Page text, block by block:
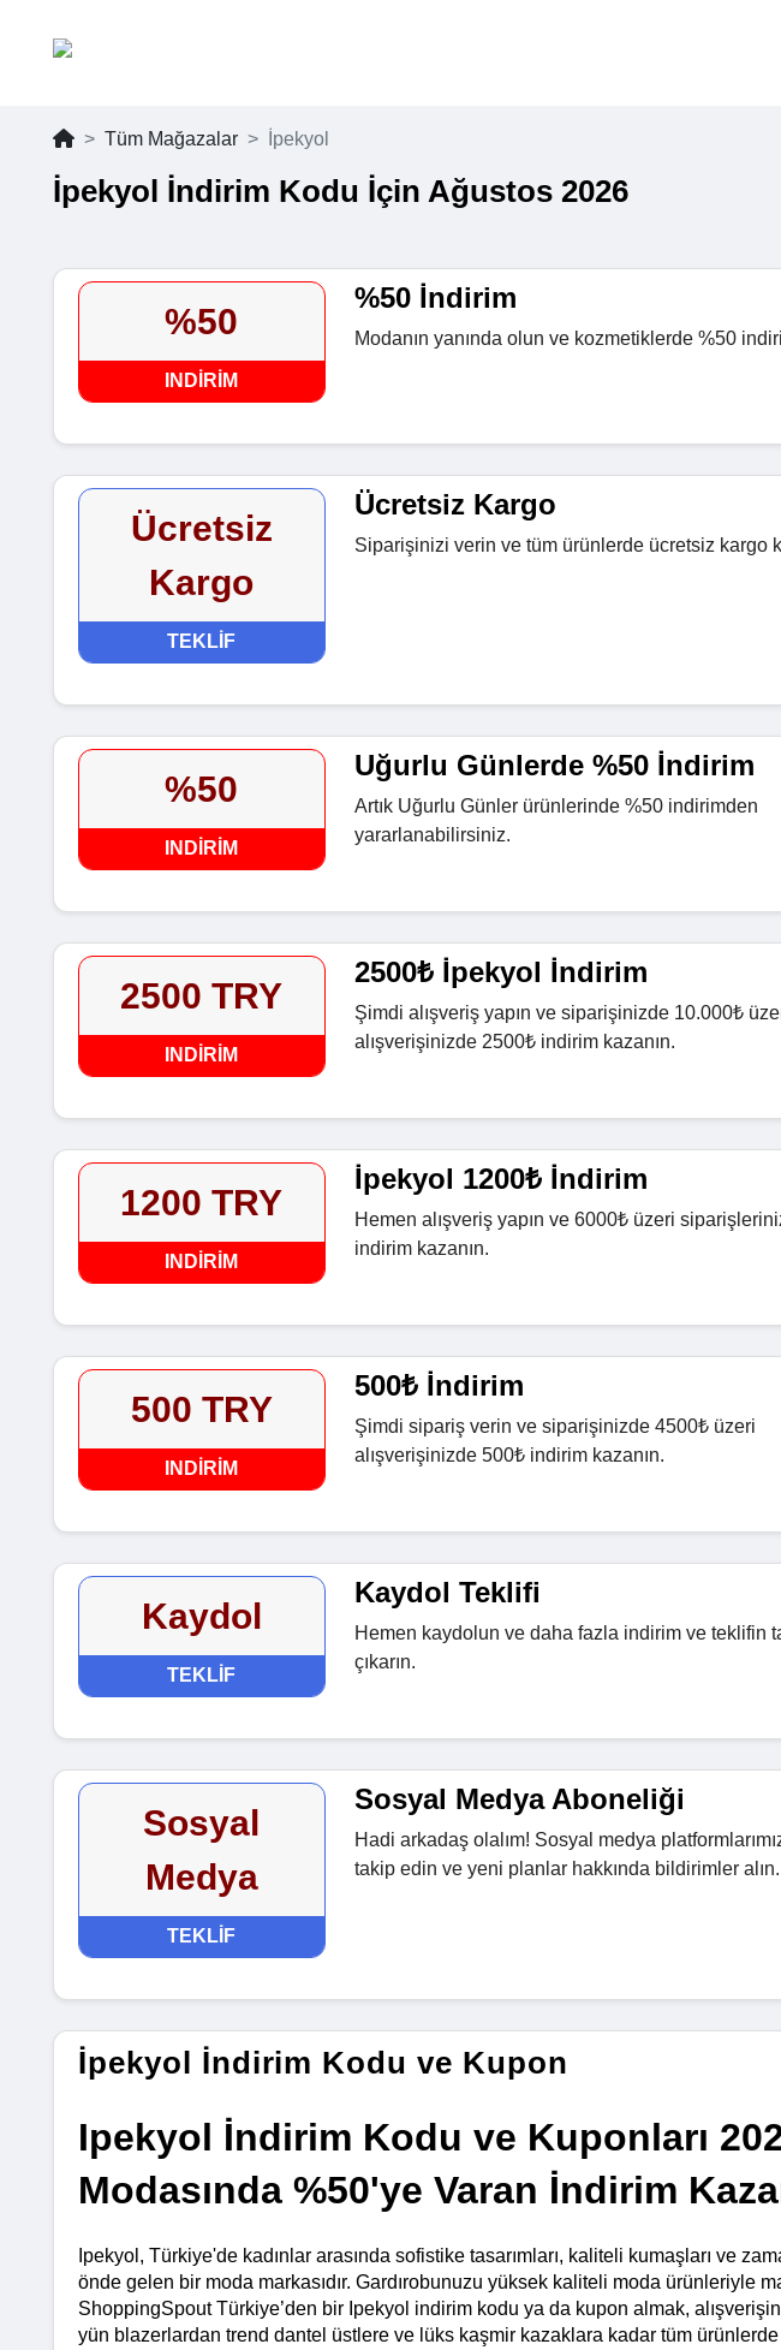
Tüm Mağazalar İpekyol
İpekyol İndirim Kodu İçin Ağustos 2026
%50
INDIRIM
%50 İndirim
Modanın yanında olun ve kozmetiklerde %50
Ücretsiz
Kargo
TEKLIF
Ücretsiz Kargo
Siparişinizi verin ve tüm ürünlerde ücretsiz kargo
%50
INDIRIM
Uğurlu Günlerde %50 İndirim
Artık Uğurlu Günler ürünlerinde %50 indirimden
yararlanabilirsiniz.
2500 TRY
INDIRIM
2500₺ İpekyol İndirim
Şimdi alışveriş yapın ve siparişinizde 10.000₺
alışverişinizde 2500₺ indirim kazanın.
1200 TRY
INDIRIM
İpekyol 1200₺ İndirim
Hemen alışveriş yapın ve 6000₺ üzeri
indirim kazanın.
500 TRY
INDIRIM
500₺ İndirim
Şimdi sipariş verin ve siparişinizde 4500₺ üzeri
alışverişinizde 500₺ indirim kazanın.
Kaydol
TEKLIF
Kaydol Teklifi
Hemen kaydolun ve daha fazla indirim ve teklifin
çıkarın.
Sosyal
Medya
TEKLIF
Sosyal Medya Aboneliği
Hadi arkadaş olalım! Sosyal medya
takip edin ve yeni planlar hakkında bildirimler alın.
İpekyol İndirim Kodu ve Kupon
Ipekyol İndirim Kodu ve Kuponları
Modasında %50'ye Varan İndirim
Ipekyol, Türkiye'de kadınlar arasında sofistike tasarımları, kaliteli kumaşları ve
önde gelen bir moda markasıdır. Gardırobunuzu yüksek kaliteli moda ürünleriyle
ShoppingSpout Türkiye’den bir Ipekyol indirim kodu ya da kupon almak,
yün blazerlardan trend dantel üstlere ve lüks kaşmir kazaklara kadar tüm